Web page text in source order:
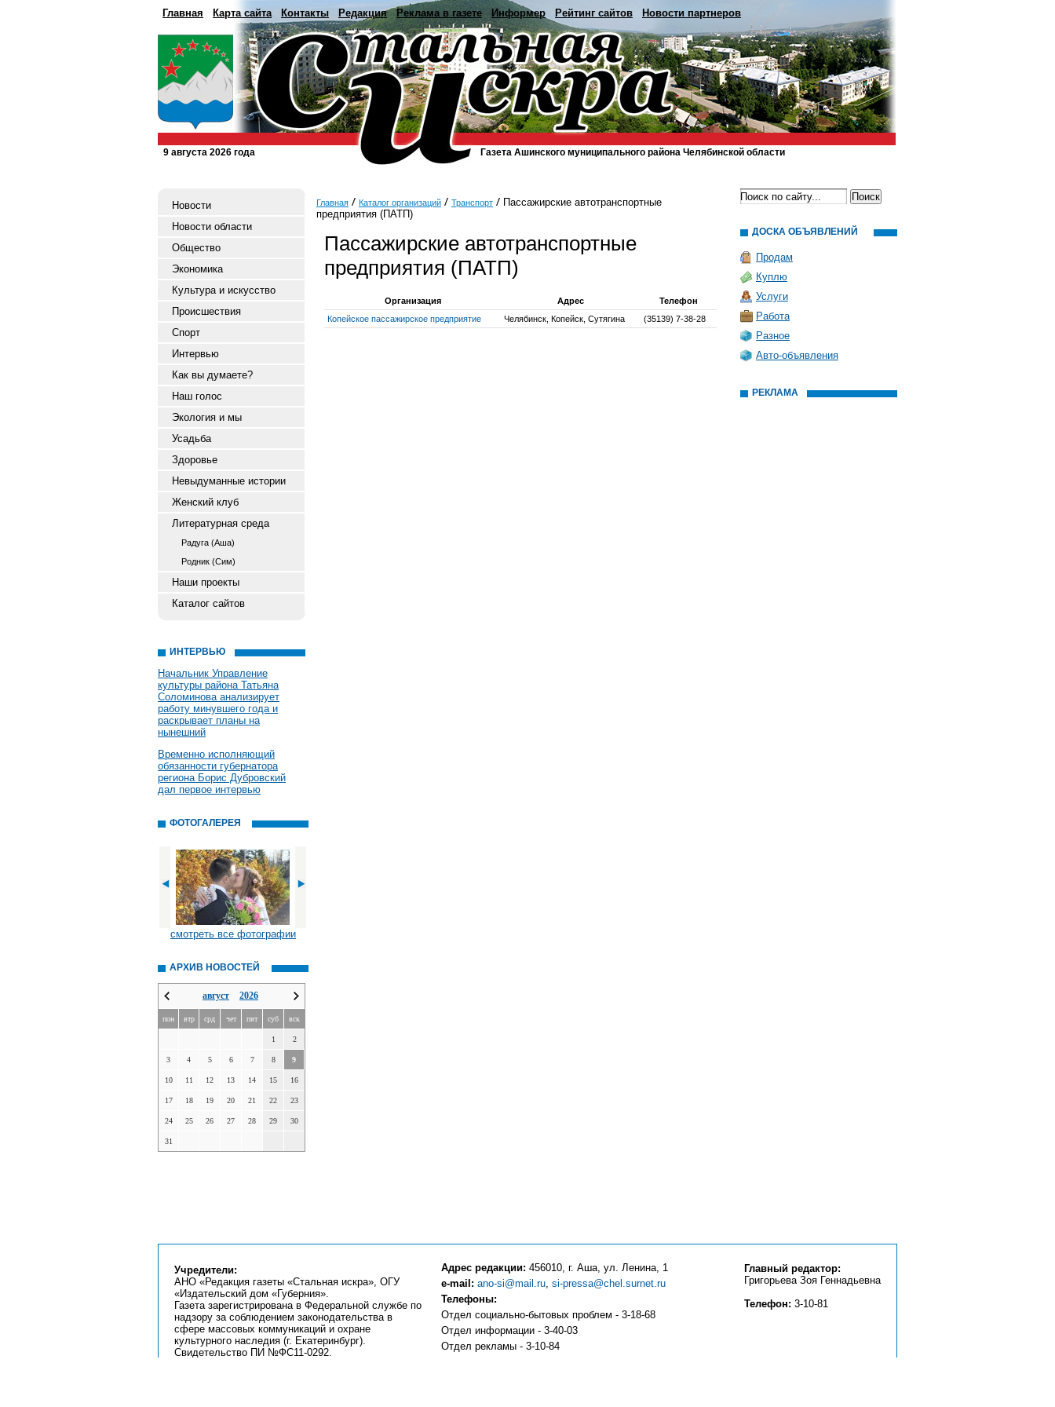
Главная Карта сайта Контакты Редакция Реклама в газете Информер Рейтинг сайтов Новости партнеров
9 августа 2026 года Газета Ашинского муниципального района Челябинской области
Новости
Новости области
Общество
Экономика
Культура и искусство
Происшествия
Спорт
Интервью
Как вы думаете?
Наш голос
Экология и мы
Усадьба
Здоровье
Невыдуманные истории
Женский клуб
Литературная среда
Радуга (Аша)
Родник (Сим)
Наши проекты
Каталог сайтов
ИНТЕРВЬЮ
Начальник Управление
культуры района Татьяна
Соломинова анализирует
работу минувшего года и
раскрывает планы на
нынешний
Временно исполняющий
обязанности губернатора
региона Борис Дубровский
дал первое интервью
ФОТОГАЛЕРЕЯ
смотреть все фотографии
АРХИВ НОВОСТЕЙ
август 2026
пон втр срд чет пят суб вск
1 2
3 4 5 6 7 8 9
10 11 12 13 14 15 16
17 18 19 20 21 22 23
24 25 26 27 28 29 30
31
Главная Каталог организаций Транспорт
Пассажирские автотранспортные
предприятия (ПАТП)
Пассажирские автотранспортные
предприятия (ПАТП)
Организация Адрес
Телефон
Копейское пассажирское предприятие
Челябинск, Копейск, Сутягина (35139) 7-38-28
ДОСКА ОБЪЯВЛЕНИЙ
Продам
Куплю
Услуги
Работа
Разное
Авто-объявления
РЕКЛАМА
Учредители:
АНО «Редакция газеты «Стальная искра», ОГУ
«Издательский дом «Губерния».
Газета зарегистрирована в Федеральной службе по
надзору за соблюдением законодательства в
сфере массовых коммуникаций и охране
культурного наследия (г. Екатеринбург).
Свидетельство ПИ №ФС11-0292.
Адрес редакции: 456010, г. Аша, ул. Ленина, 1
e-mail: ano-si@mail.ru, si-pressa@chel.surnet.ru
Телефоны:
Отдел социально-бытовых проблем - 3-18-68
Отдел информации - 3-40-03
Отдел рекламы - 3-10-84
Главный редактор:
Григорьева Зоя Геннадьевна
Телефон: 3-10-81